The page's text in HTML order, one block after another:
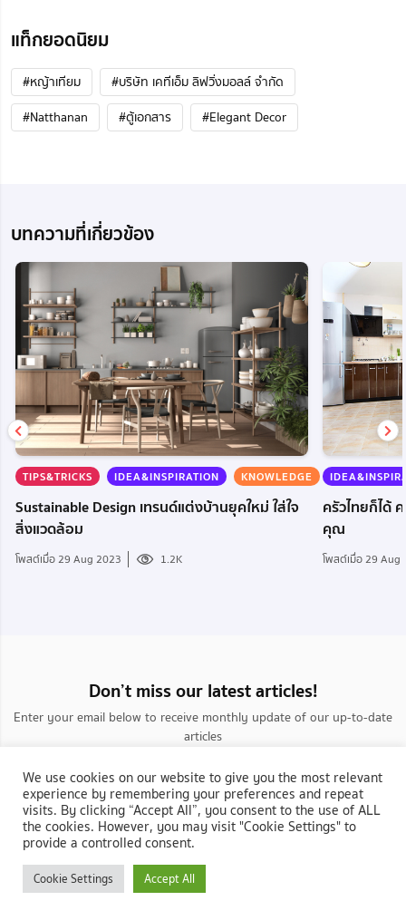
แท็กยอดนิยม
#หญ้าเทียม
#บริษัท เคทีเอ็ม ลิฟวิ่งมอลล์ จำกัด
#Natthanan
#ตู้เอกสาร #Elegant Decor
บทความที่เกี่ยวข้อง
TIPS&TRICKS IDEA&INSPIRATION KNOWLEDGE
Sustainable Design เทรนด์แต่งบ้านยุคใหม่ ใส่ใจ
สิ่งแวดล้อม
โพสต์เมื่อ 29 Aug 2023 1.2K
ครัวไทยก็ได้
คุณ
โพสต์เมื่อ 29 Aug
Don’t miss our latest articles!
Enter your email below to receive monthly update of our up-to-date
articles
กลับสู่ NocNoc.com
We use cookies on our website to give you the most relevant
experience by remembering your preferences and repeat
visits. By clicking “Accept All”, you consent to the use of ALL
the cookies. However, you may visit "Cookie Settings" to
provide a controlled consent.
Cookie Settings Accept All